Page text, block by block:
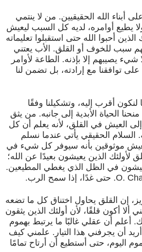
أبناء الله الحقيقيين. من لا ينتمي
يطيع أوامره، لديه كل السبب ليعيش
أحبوا الله حتى استقبلوا تعليماته
سبب للخوف أو القلق. الأب يعتني
شيء يصيبهم إلا بإذنه. الطاعة لأوامر
توافقنا مع إرادته، بل تضمن لنا
لنكون أقرب إليه، وتشكيلنا وفقًا
منحنا الحياة الأبدية إلى جانبه. من يثق
إلى العيش في القلق، لأنه يعلم أن كل
السلام الحقيقي يأتي عندما نسلم
موثوقين بأنه سيوفر كل شيء في
لأولئك الذين يعيشون بعيدًا عن الله؛
يعيشون في الظل الذي يغطي المطيعين.
إن القلق يحاول اختناق كل ما تضعه
ألا أكون قلقًا، لأن أولئك الذين يثقون
أعلم أن عقلي غالبًا ما يرتبط بهموم
أريد أن يجرفني هذا التيار. علمني كيف
اليوم، حتى أستطيع أن أرتاح تمامًا